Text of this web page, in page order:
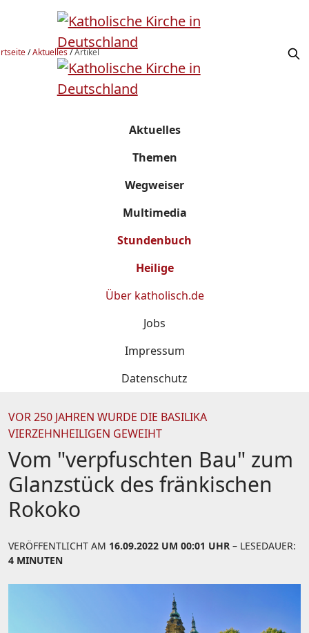
/Aktuelles/Artikel
Aktuelles
Themen
Wegweiser
Multimedia
Stundenbuch
Heilige
Über katholisch.de
Jobs
Impressum
Datenschutz
VOR 250 JAHREN WURDE DIE BASILIKA
VIERZEHNHEILIGEN GEWEIHT
Vom "verpfuschten Bau" zum
Glanzstück des fränkischen
Rokoko
VERÖFFENTLICHT AM 16.09.2022 UM 00:01 UHR – LESEDAUER:
4 MINUTEN